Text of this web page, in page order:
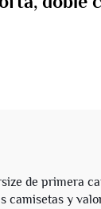
de primera
camisetas y